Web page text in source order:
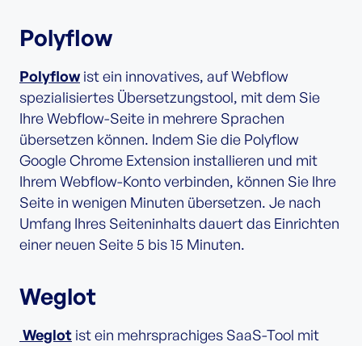
Polyflow
Polyflow ist ein innovatives, auf Webflow
spezialisiertes Übersetzungstool, mit dem Sie
Ihre Webflow-Seite in mehrere Sprachen
übersetzen können. Indem Sie die Polyflow
Google Chrome Extension installieren und mit
Ihrem Webflow-Konto verbinden, können Sie Ihre
Seite in wenigen Minuten übersetzen. Je nach
Umfang Ihres Seiteninhalts dauert das Einrichten
einer neuen Seite 5 bis 15 Minuten.
Weglot
‍ Weglot ist ein mehrsprachiges SaaS-Tool mit